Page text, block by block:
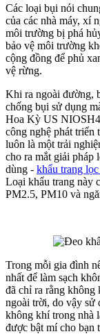
Các loại bụi nói
của các nhà máy, xí
môi trường bị phá
bảo vệ môi trường
cộng đồng để phủ
vệ rừng.
Khi ra ngoài đường,
chống bụi sử dụng
Hoa Kỳ US
công nghệ phát triển
luôn là một trải
cho ra mắt giải
dùng - khẩu trang
Loại khẩu trang này
PM2.5, PM10 và
Trong mỗi gia đình
nhất để làm sạch
đã chỉ ra rằng không
ngoài trời, do vậy sử
không khí trong nhà
được bật mí cho bạn